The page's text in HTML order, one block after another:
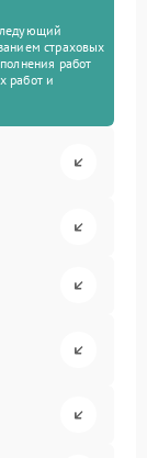
страховых
работ
работ и